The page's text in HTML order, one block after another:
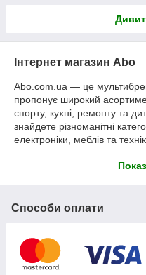
Інтернет магазин Abo
Abo.com.ua — це
пропонує широкий
спорту, кухні, ремонту та
знайдете різноманітні
електроніки, меблів та
зробити покупки
покупок, акційні пропозиції
або подарунки, цей
задовольнити потреби всіх
Способи оплати